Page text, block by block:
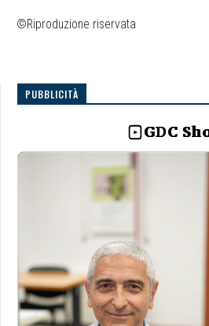
©Riproduzione riservata
PUBBLICITÀ
GDC